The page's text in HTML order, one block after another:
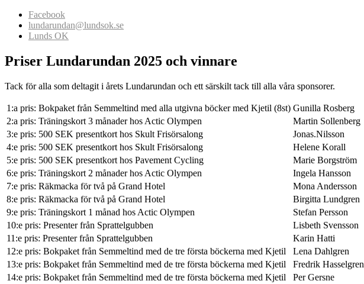
Facebook
lundarundan@lundsok.se
Lunds OK
Priser Lundarundan 2025 och vinnare
Tack för alla som deltagit i årets Lundarundan och ett särskilt tack till alla våra sponsorer.
1:a pris: Bokpaket från Semmeltind med alla utgivna böcker med Kjetil (8st) Gunilla Rosberg
2:a pris: Träningskort 3 månader hos Actic Olympen
Martin Sollenberg
3:e pris: 500 SEK presentkort hos Skult Frisörsalong
Jonas.Nilsson
4:e pris: 500 SEK presentkort hos Skult Frisörsalong
Helene Korall
5:e pris: 500 SEK presentkort hos Pavement Cycling
Marie Borgström
6:e pris: Träningskort 2 månader hos Actic Olympen
Ingela Hansson
7:e pris: Räkmacka för två på Grand Hotel
Mona Andersson
8:e pris: Räkmacka för två på Grand Hotel
Birgitta Lundgren
9:e pris: Träningskort 1 månad hos Actic Olympen
Stefan Persson
10:e pris: Presenter från Sprattelgubben
Lisbeth Svensson
11:e pris: Presenter från Sprattelgubben
Karin Hatti
12:e pris: Bokpaket från Semmeltind med de tre första böckerna med Kjetil
Lena Dahlgren
13:e pris: Bokpaket från Semmeltind med de tre första böckerna med Kjetil
Fredrik Hasselgren
14:e pris: Bokpaket från Semmeltind med de tre första böckerna med Kjetil
Per Gersne